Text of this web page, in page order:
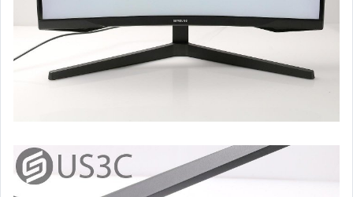
運動攝影機 (各大品牌)
閃光燈器材 (各大品牌)
電玩主機 (任天堂 系列 & 遊戲片)